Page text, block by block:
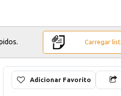
Carregar
Adicionar Favorito